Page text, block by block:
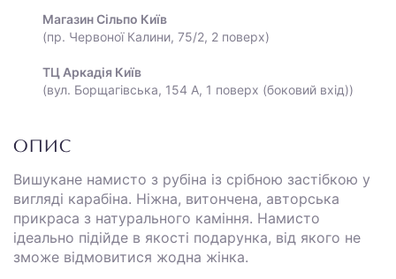
Магазин Сільпо Київ
(пр. Червоної Калини, 75/2, 2 поверх)
ТЦ Аркадія Київ
(вул. Борщагівська, 154 А, 1 поверх (боковий вхід))
ОПИС
Вишукане намисто з рубіна із срібною застібкою у
вигляді карабіна. Ніжна, витончена, авторська
прикраса з натурального каміння. Намисто
ідеально підійде в якості подарунка, від якого не
зможе відмовитися жодна жінка.